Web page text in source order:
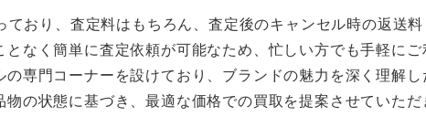
おり、査定料はもちろん、査定後のキャンセル時の返送
なく簡単に査定依頼が可能なため、忙しい方でも手軽に
専門コーナーを設けており、ブランドの魅力を深く理解
の状態に基づき、最適な価格での買取を提案させていた